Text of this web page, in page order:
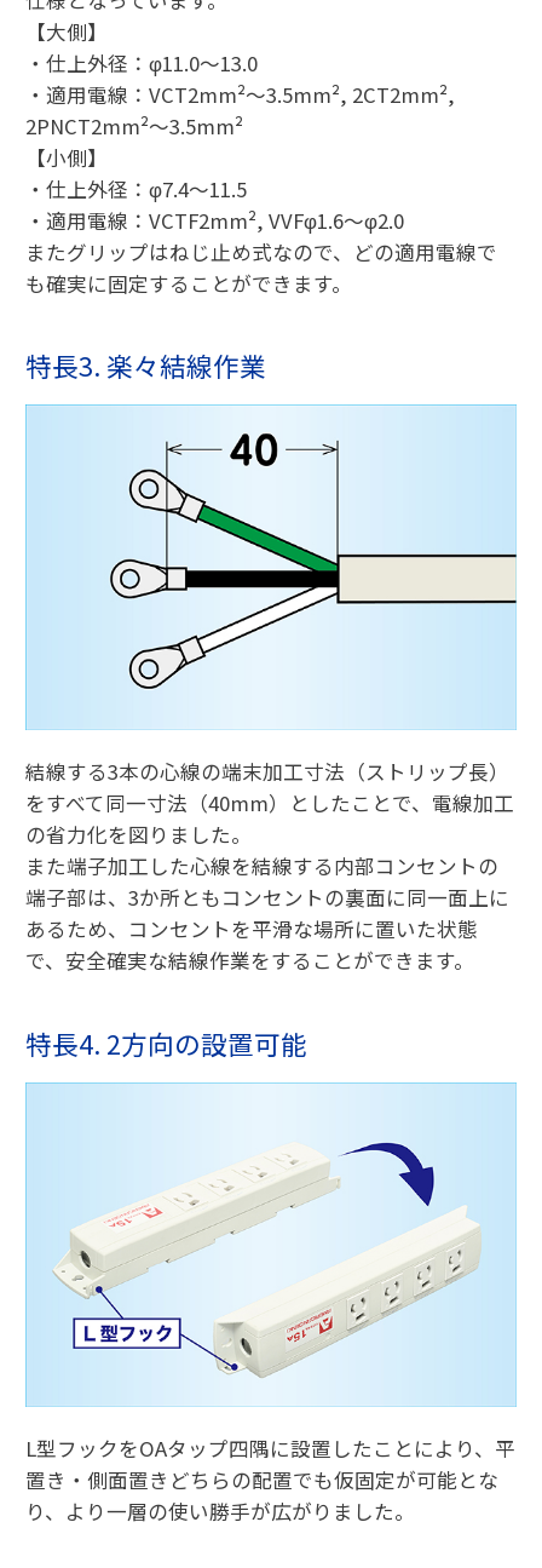
【大側】
・仕上外径：φ11.0〜13.0
・適用電線：VCT2mm²〜3.5mm², 2CT2mm²,
2PNCT2mm²〜3.5mm²
【小側】
・仕上外径：φ7.4〜11.5
・適用電線：VCTF2mm², VVFφ1.6〜φ2.0
またグリップはねじ止め式なので、どの適用電線で
も確実に固定することができます。
特長3. 楽々結線作業
結線する3本の心線の端末加工寸法（ストリップ長）
をすべて同一寸法（40mm）としたことで、電線加工
の省力化を図りました。
また端子加工した心線を結線する内部コンセントの
端子部は、3か所ともコンセントの裏面に同一面上に
あるため、コンセントを平滑な場所に置いた状態
で、安全確実な結線作業をすることができます。
特長4. 2方向の設置可能
L型フックをOAタップ四隅に設置したことにより、平
置き・側面置きどちらの配置でも仮固定が可能とな
り、より一層の使い勝手が広がりました。